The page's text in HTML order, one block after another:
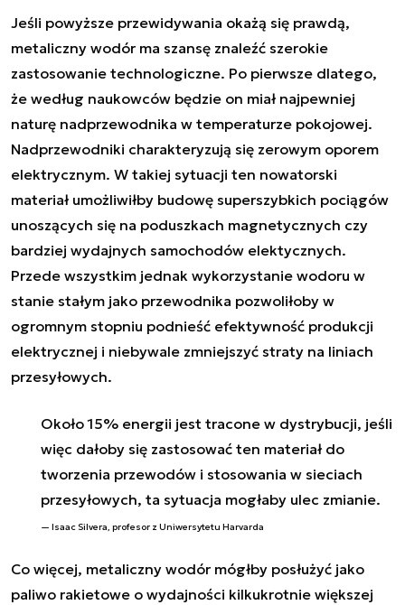
Jeśli powyższe przewidywania okażą się prawdą,
metaliczny wodór ma szansę znaleźć szerokie
zastosowanie technologiczne. Po pierwsze dlatego,
że według naukowców będzie on miał najpewniej
naturę nadprzewodnika w temperaturze pokojowej.
Nadprzewodniki charakteryzują się zerowym oporem
elektrycznym. W takiej sytuacji ten nowatorski
materiał umożliwiłby budowę superszybkich pociągów
unoszących się na poduszkach magnetycznych czy
bardziej wydajnych samochodów elektycznych.
Przede wszystkim jednak wykorzystanie wodoru w
stanie stałym jako przewodnika pozwoliłoby w
ogromnym stopniu podnieść efektywność produkcji
elektrycznej i niebywale zmniejszyć straty na liniach
przesyłowych.
Około 15% energii jest tracone w dystrybucji, jeśli
więc dałoby się zastosować ten materiał do
tworzenia przewodów i stosowania w sieciach
przesyłowych, ta sytuacja mogłaby ulec zmianie.
Isaac Silvera, profesor z Uniwersytetu Harvarda
Co więcej, metaliczny wodór mógłby posłużyć jako
paliwo rakietowe o wydajności kilkukrotnie większej